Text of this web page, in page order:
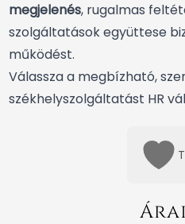
megjelenés, rugalmas
szolgáltatások együttese
működést.
Válassza a megbízható,
székhelyszolgáltatást HR